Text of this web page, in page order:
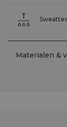
Materialen &